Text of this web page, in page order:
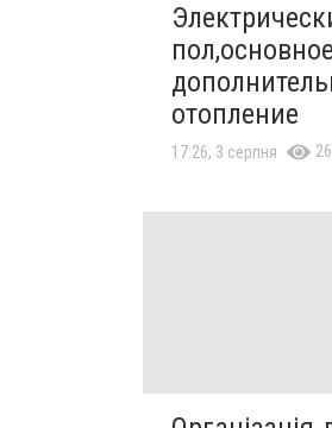
отопление
17:26, 3 серпня 26